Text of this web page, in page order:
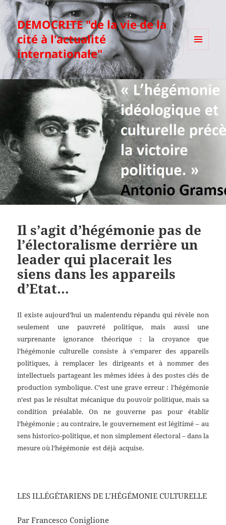
DEMOCRITE "de la vie de la
cité à l'actualité
internationale"
Il s’agit d’hégémonie pas de
l’électoralisme derrière un
leader qui placerait les
siens dans les appareils
d’Etat…
Il existe aujourd’hui un malentendu répandu qui révèle non
seulement une pauvreté politique, mais aussi une
surprenante ignorance théorique : la croyance que
l’hégémonie culturelle consiste à s’emparer des appareils
politiques, à remplacer les dirigeants et à nommer des
intellectuels partageant les mêmes idées à des postes clés de
production symbolique. C’est une grave erreur : l’hégémonie
n’est pas le résultat mécanique du pouvoir politique, mais sa
condition préalable. On ne gouverne pas pour établir
l’hégémonie ; au contraire, le gouvernement est légitimé – au
sens historico-politique, et non simplement électoral – dans la
mesure où l’hégémonie est déjà acquise.
LES ILLÉGÉTARIENS DE L’HÉGÉMONIE CULTURELLE
Par Francesco Coniglione